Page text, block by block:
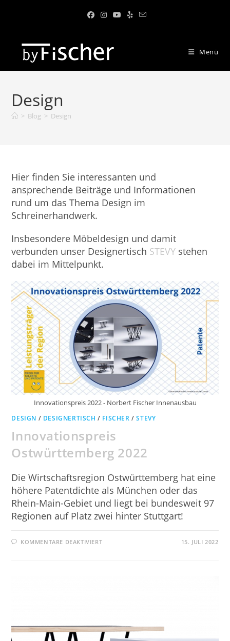
Menü
Design
> Blog > Design
Hier finden Sie interessanten und
ansprechende Beiträge und Informationen
rund um das Thema Design im
Schreinerhandwerk.
Insbesondere Möbeldesign und damit
verbunden unser Designertisch STEVY stehen
dabei im Mittelpunkt.
Innovationspreis 2022 - Norbert Fischer Innenausbau
DESIGN / DESIGNERTISCH / FISCHER /STEVY
Innovationspreis
Ostwürttemberg 2022
Die Wirtschaftsregion Ostwürttemberg hat eine
höhere Patentdichte als München oder das
Rhein-Main-Gebiet und liegt bei bundesweit 97
Regionen auf Platz zwei hinter Stuttgart!
KOMMENTARE DEAKTIVIERT 15. JULI 2022